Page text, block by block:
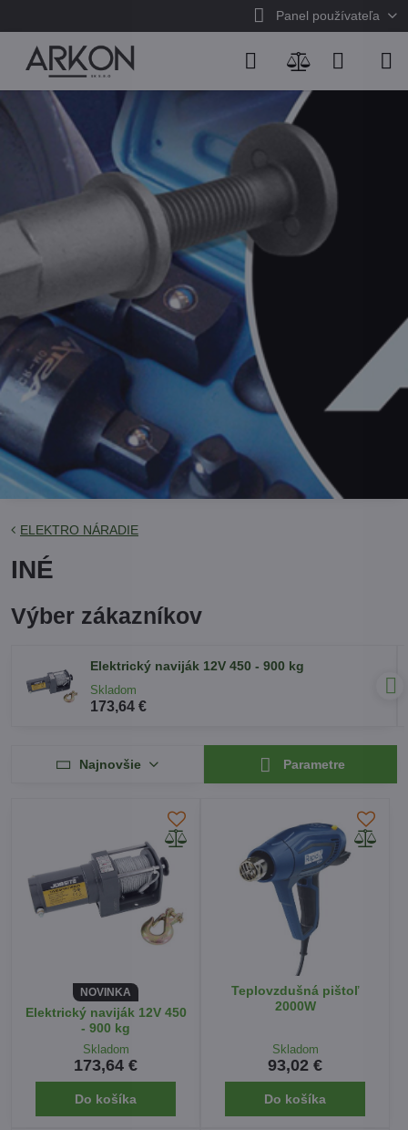
Panel používateľa
ELEKTRO NÁRADIE
INÉ
Výber zákazníkov
Elektrický naviják 12V 450 - 900 kg
Skladom
173,64 €
Najnovšie Parametre
NOVINKA
Elektrický naviják 12V 450
- 900 kg
Skladom
173,64 €
Do košíka
Teplovzdušná pištoľ
2000W
Skladom
93,02 €
Do košíka